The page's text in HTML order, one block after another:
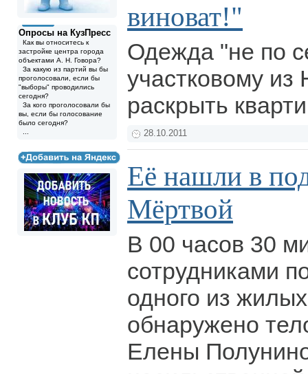
Опросы на КузПресс
Как вы относитесь к
застройке центра города
объектами А. Н. Говора?
За какую из партий вы бы
проголосовали, если бы
"выборы" проводились
сегодня?
За кого проголосовали бы
вы, если бы голосование
было сегодня?
виноват!"
Одежда "не по
участковому из
раскрыть
28.10.2011
Её нашли в
Мёртвой
В 00 часов 30
сотрудниками
одного из
обнаружено
Елены